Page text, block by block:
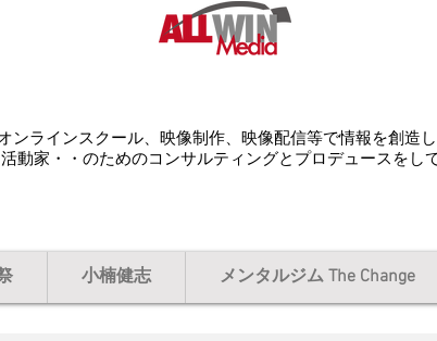
ンラインスクール、映像制作、映像配信等で情報を創造
動家・・のためのコンサルティングとプロデュースをし
小楠健志 メンタルジム The Change